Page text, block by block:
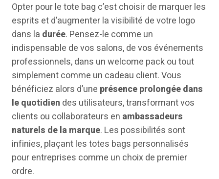
Opter pour le tote bag c’est choisir de marquer les
esprits et d’augmenter la visibilité de votre logo
dans la durée. Pensez-le comme un
indispensable de vos salons, de vos événements
professionnels, dans un welcome pack ou tout
simplement comme un cadeau client. Vous
bénéficiez alors d’une présence prolongée dans
le quotidien des utilisateurs, transformant vos
clients ou collaborateurs en ambassadeurs
naturels de la marque. Les possibilités sont
infinies, plaçant les totes bags personnalisés
pour entreprises comme un choix de premier
ordre.